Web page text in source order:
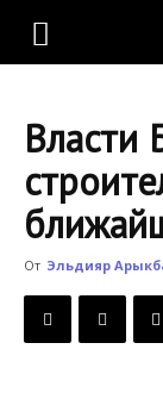
KLOOP.KG
Новости
Кыргызстана
Власти
От Эльдияр